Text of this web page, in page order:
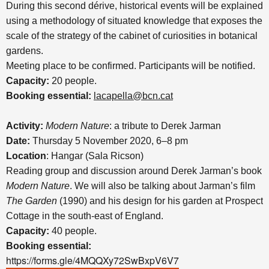
During this second dérive, historical events will be explained
using a methodology of situated knowledge that exposes the
scale of the strategy of the cabinet of curiosities in botanical
gardens.
Meeting place to be confirmed. Participants will be notified.
Capacity: 20 people.
Booking essential: lacapella@bcn.cat
Activity: Modern Nature: a tribute to Derek Jarman
Date: Thursday 5 November 2020, 6–8 pm
Location: Hangar (Sala Ricson)
Reading group and discussion around Derek Jarman’s book
Modern Nature. We will also be talking about Jarman’s film
The Garden (1990) and his design for his garden at Prospect
Cottage in the south-east of England.
Capacity: 40 people.
Booking essential :
https://forms.gle/4MQQXy72SwBxpV6V7